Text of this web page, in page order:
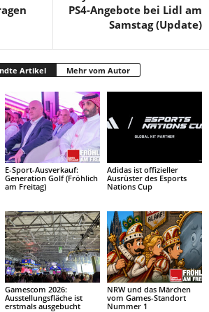
PS4-Angebote bei Lidl am
Samstag (Update)
Artikel Mehr vom Autor
E-Sport-Ausverkauf:
Generation Golf (Fröhlich
am Freitag)
Adidas ist offizieller
Ausrüster des Esports
Nations Cup
Gamescom 2026:
Ausstellungsfläche ist
erstmals ausgebucht
NRW und das Märchen
vom Games-Standort
Nummer 1